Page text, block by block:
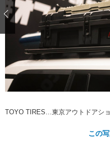
ショップレポート
自動車豆知識
鈑金・塗装
ディテイリング
ディテイリング
ヘッドライト磨き
鈑金・塗装
小キズ直し
特集記事
ストップ 不具合修理＆粗悪修理
ショップ紹介
ショップレポート
レストア
カーメーカー「旧車」関連プロジ
イベント
TOYO TIRES…東京アウトドアシ
この